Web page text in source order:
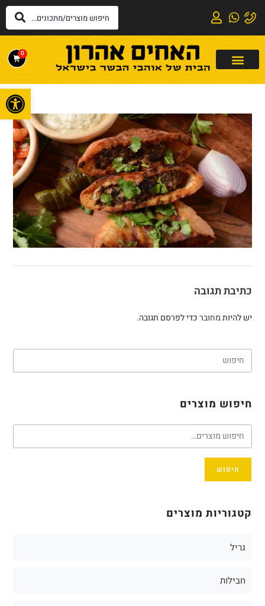
0
כתיבת תגובה
יש להיותמחוברכדי לפרסם תגובה.
חיפוש מוצרים
חיפוש
קטגוריות מוצרים
גריל
חבילות